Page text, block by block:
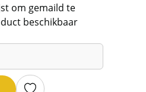
om gemaild te
beschikbaar